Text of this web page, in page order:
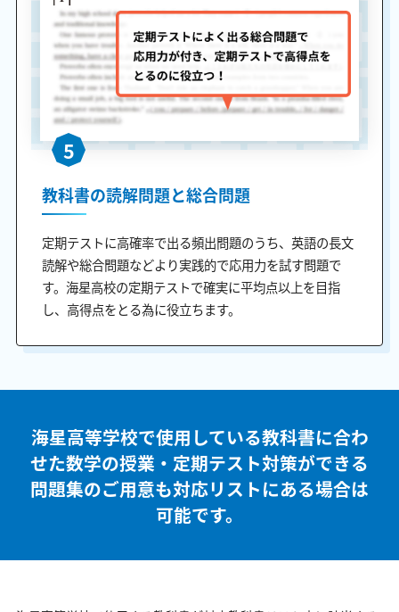
5
教科書の読解問題と総合問題
定期テストに高確率で出る頻出問題のうち、英語の長文
読解や総合問題などより実践的で応用力を試す問題で
す。海星高校の定期テストで確実に平均点以上を目指
し、高得点をとる為に役立ちます。
海星高等学校で使用している教科書に合わ
せた数学の授業・定期テスト対策ができる
問題集のご用意も対応リストにある場合は
可能です。